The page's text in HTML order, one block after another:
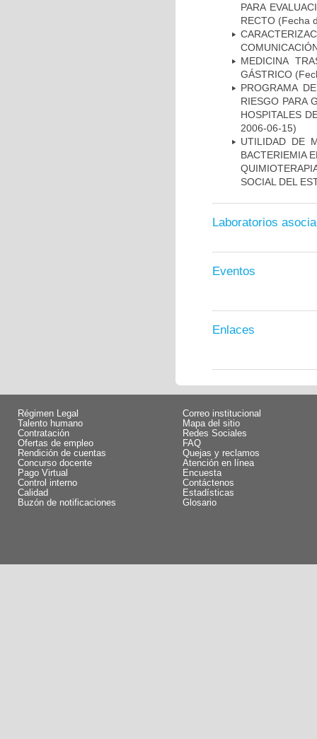
PARA
RECTO (Fecha
MEDICINA
GÁSTRICO
PROGRAMA
RIESGO PARA
HOSPITALES
2006-06-15)
UTILIDAD DE
BACTERIEMIA
SOCIAL DEL
Laboratorios
Eventos
Enlaces
Régimen Legal
Talento humano
Contratación
Ofertas de empleo
Rendición de cuentas
Concurso docente
Pago Virtual
Control interno
Calidad
Buzón de notificaciones
Correo institucional
Mapa del sitio
Redes Sociales
FAQ
Quejas y reclamos
Atención en línea
Encuesta
Contáctenos
Estadísticas
Glosario